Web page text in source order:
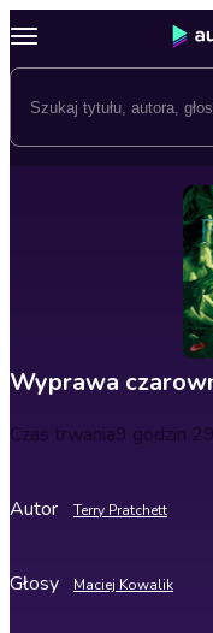
Wyprawa
Czas trwania9 godzin
Autor Terry Pratchett
Głosy Maciej Kowalik